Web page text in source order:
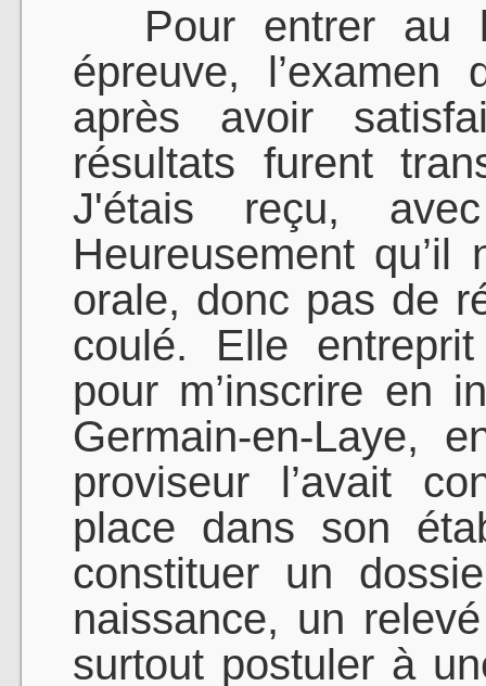
Pour entrer au
épreuve, l’examen
après avoir
résultats furent
J'étais reçu,
Heureusement
orale, donc pas de
coulé. Elle
pour m’inscrire en
Germain-en-Laye,
proviseur l’avait
place dans son
constituer un
naissance, un
surtout postuler à